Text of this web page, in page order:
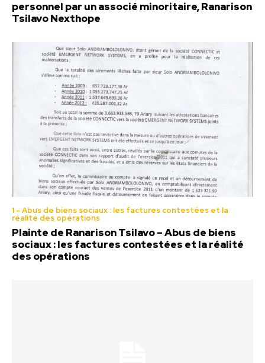
personnel par un associé minoritaire, Ranarison
Tsilavo Nexthope
1 - Abus de biens sociaux : les factures contestées et la
réalité des opérations
Plainte de Ranarison Tsilavo – Abus de biens
sociaux : les factures contestées et la réalité
des opérations